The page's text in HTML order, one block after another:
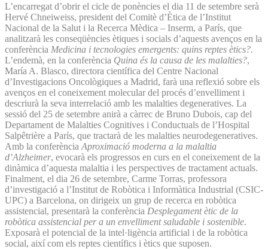
L’encarregat d’obrir el cicle de ponències el dia 11 de setembre serà
Hervé Chneiweiss, president del Comitè d’Ètica de l’Institut
Nacional de la Salut i la Recerca Mèdica – Inserm, a París, que
analitzarà les conseqüències ètiques i socials d’aquests avenços en la
conferència Medicina i tecnologies emergents: quins reptes ètics?.
L’endemà, en la conferència Quina és la causa de les malalties?,
María A. Blasco, directora científica del Centre Nacional
d’Investigacions Oncològiques a Madrid, farà una reflexió sobre els
avenços en el coneixement molecular del procés d’envelliment i
descriurà la seva interrelació amb les malalties degeneratives. La
sessió del 25 de setembre anirà a càrrec de Bruno Dubois, cap del
Departament de Malalties Cognitives i Conductuals de l’Hospital
Salpêtrière a París, que tractarà de les malalties neurodegeneratives.
Amb la conferència Aproximació moderna a la malaltia
d’Alzheimer, evocarà els progressos en curs en el coneixement de la
dinàmica d’aquesta malaltia i les perspectives de tractament actuals.
Finalment, el dia 26 de setembre, Carme Torras, professora
d’investigació a l’Institut de Robòtica i Informàtica Industrial (CSIC-
UPC) a Barcelona, on dirigeix un grup de recerca en robòtica
assistencial, presentarà la conferència Desplegament ètic de la
robòtica assistencial per a un envelliment saludable i sostenible.
Exposarà el potencial de la intel·ligència artificial i de la robòtica
social, així com els reptes científics i ètics que suposen.